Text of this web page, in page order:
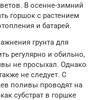
В осенне-зимний
горшок с растением
и батарей.
грунта для
регулярно и обильно,
не просыхал. Однако
не следует. С
поливы проводят на
субстрат в горшке